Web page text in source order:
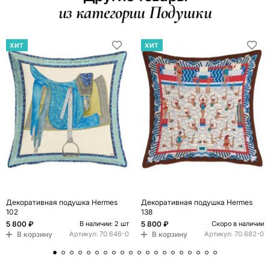
из категории Подушки
ХИТ
Декоративная подушка Hermes
102
5 800 ₽
В наличии: 2 шт
В корзину Артикул: 70.646-0
ХИТ
Декоративная подушка Hermes
138
5 800 ₽
Скоро в наличии
В корзину Артикул: 70.682-0